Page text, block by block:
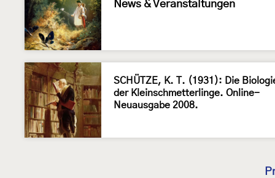
News & Veranstaltungen
SCHÜTZE, K. T. (1931): Die
der Kleinschmetterlinge. Online-
Neuausgabe 2008.